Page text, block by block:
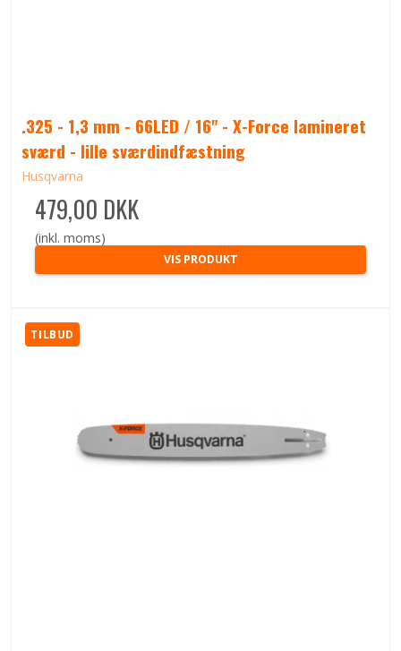
.325 - 1,3 mm - 66LED / 16" - X-Force lamineret
sværd - lille sværdindfæstning
Husqvarna
479,00 DKK
(inkl. moms)
VIS PRODUKT
TILBUD